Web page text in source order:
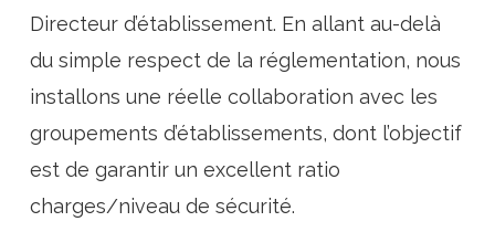
Directeur d’établissement. En allant au-delà
du simple respect de la réglementation, nous
installons une réelle collaboration avec les
groupements d’établissements, dont l’objectif
est de garantir un excellent ratio
charges/niveau de sécurité.